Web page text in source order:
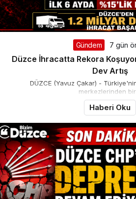
Gündem 7 gün
Düzce İhracatta Rekora
Dev Artış
DÜZCE (Yavuz Çakar) -
merkezlerinden
Haberi Oku